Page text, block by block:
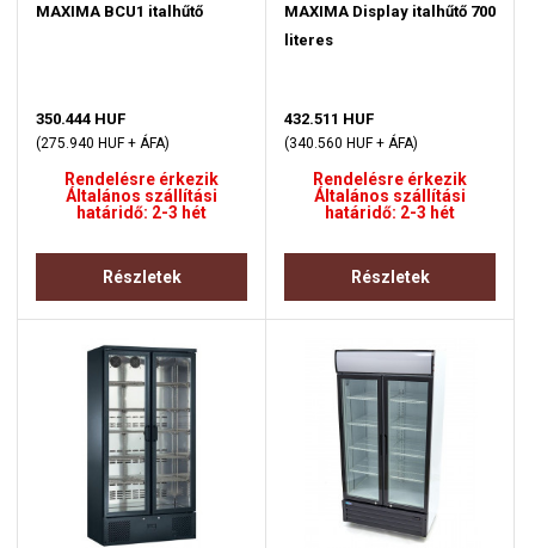
MAXIMA BCU1 italhűtő
350.444 HUF
(275.940 HUF + ÁFA)
Rendelésre érkezik
Általános szállítási
határidő: 2-3 hét
Részletek
MAXIMA Display italhűtő 700
literes
432.511 HUF
(340.560 HUF + ÁFA)
Rendelésre érkezik
Általános szállítási
határidő: 2-3 hét
Részletek